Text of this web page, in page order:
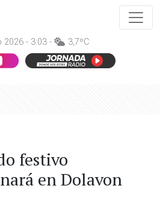
2026 - 3:03 - 3,7ºC
festivo
en Dolavon